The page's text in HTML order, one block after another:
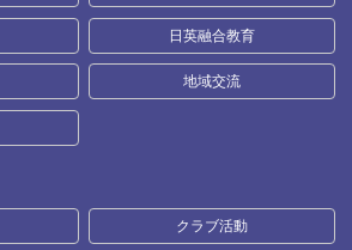
日英融合教育
地域交流
クラブ活動